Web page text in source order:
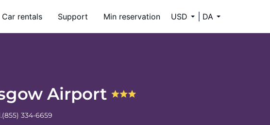
Car rentals Support Min reservation USD DA
Airport
(855) 334-6659